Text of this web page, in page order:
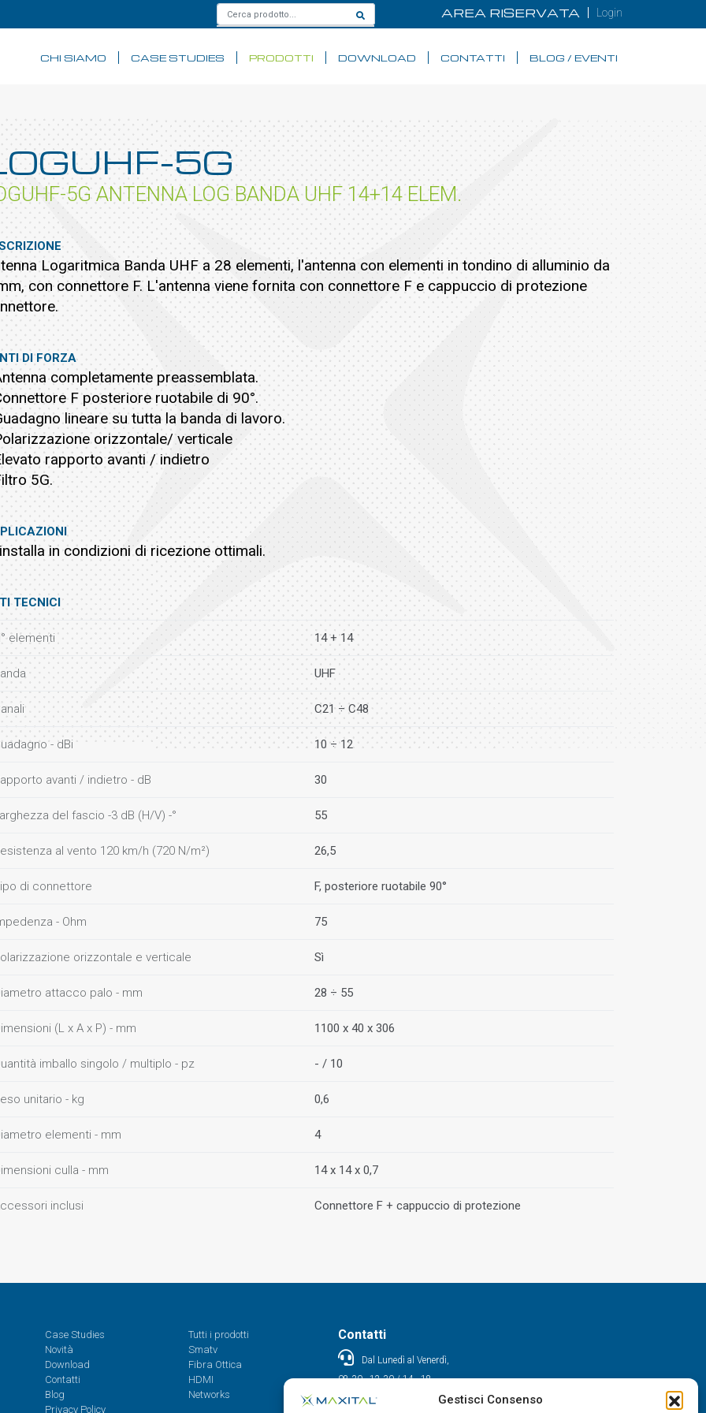
Gestisci Consenso
AREA RISERVATA Login
CHI SIAMO CASE STUDIES PRODOTTI DOWNLOAD CONTATTI BLOG / EVENTI
5G
5G ANTENNA LOG BANDA UHF 14+14 ELEM.
Logaritmica Banda UHF a 28 elementi, l'antenna con elementi in tondino di alluminio da
con connettore F. L'antenna viene fornita con connettore F e cappuccio di protezione
DI FORZA
completamente preassemblata.
F posteriore ruotabile di 90°.
lineare su tutta la banda di lavoro.
orizzontale/ verticale
rapporto avanti / indietro
5G.
in condizioni di ricezione ottimali.
TECNICI
elementi 14 + 14
UHF
C21 ÷ C48
- dBi 10 ÷ 12
avanti / indietro - dB 30
del fascio -3 dB (H/V) -° 55
al vento 120 km/h (720 N/m²) 26,5
di connettore F, posteriore ruotabile 90°
- Ohm 75
orizzontale e verticale Sì
attacco palo - mm 28 ÷ 55
(L x A x P) - mm 1100 x 40 x 306
imballo singolo / multiplo - pz - / 10
unitario - kg 0,6
elementi - mm 4
culla - mm 14 x 14 x 0,7
inclusi Connettore F + cappuccio di protezione
Case Studies
Novità
Download
Contatti
Blog
Privacy Policy
Tutti i prodotti
Smatv
Fibra Ottica
HDMI
Networks
Contatti
Dal Lunedì al Venerdì,
08.30 - 12.30 / 14 - 18
0522/909701